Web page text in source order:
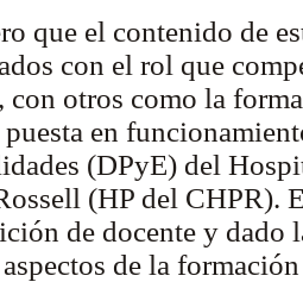
que el contenido de
con el rol que
con otros como la
puesta en
(DPyE) del
(HP del CHPR).
de docente y dado
de la